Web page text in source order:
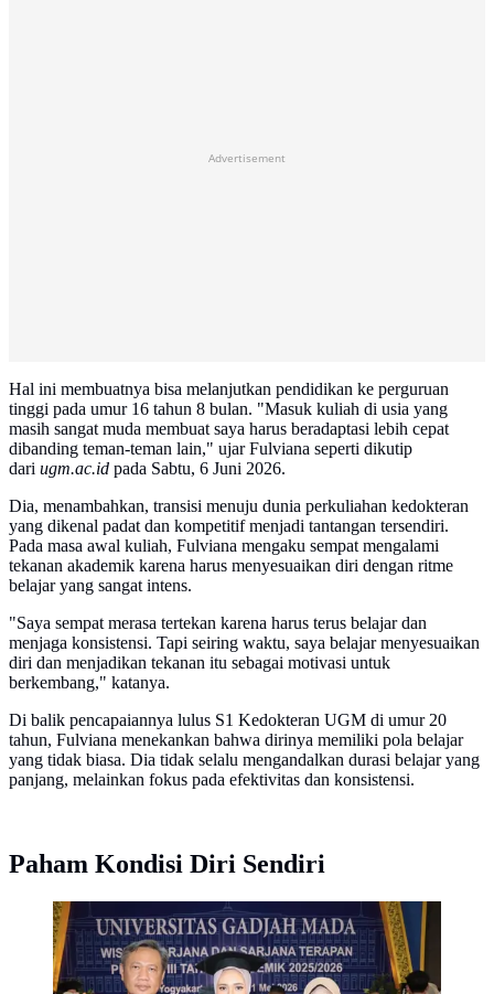
Advertisement
Hal ini membuatnya bisa melanjutkan pendidikan ke perguruan
tinggi pada umur 16 tahun 8 bulan. "Masuk kuliah di usia yang
masih sangat muda membuat saya harus beradaptasi lebih cepat
dibanding teman-teman lain," ujar Fulviana seperti dikutip
dari ugm.ac.id pada Sabtu, 6 Juni 2026.
Dia, menambahkan, transisi menuju dunia perkuliahan kedokteran
yang dikenal padat dan kompetitif menjadi tantangan tersendiri.
Pada masa awal kuliah, Fulviana mengaku sempat mengalami
tekanan akademik karena harus menyesuaikan diri dengan ritme
belajar yang sangat intens.
"Saya sempat merasa tertekan karena harus terus belajar dan
menjaga konsistensi. Tapi seiring waktu, saya belajar menyesuaikan
diri dan menjadikan tekanan itu sebagai motivasi untuk
berkembang," katanya.
Di balik pencapaiannya lulus S1 Kedokteran UGM di umur 20
tahun, Fulviana menekankan bahwa dirinya memiliki pola belajar
yang tidak biasa. Dia tidak selalu mengandalkan durasi belajar yang
panjang, melainkan fokus pada efektivitas dan konsistensi.
Paham Kondisi Diri Sendiri
Fulviana bongkar cara belajar tak biasa yang
membuatnya lulus Kedokteran UGM di usia 20. (Foto:
Dok. Fulviana/ugm.ac.id)